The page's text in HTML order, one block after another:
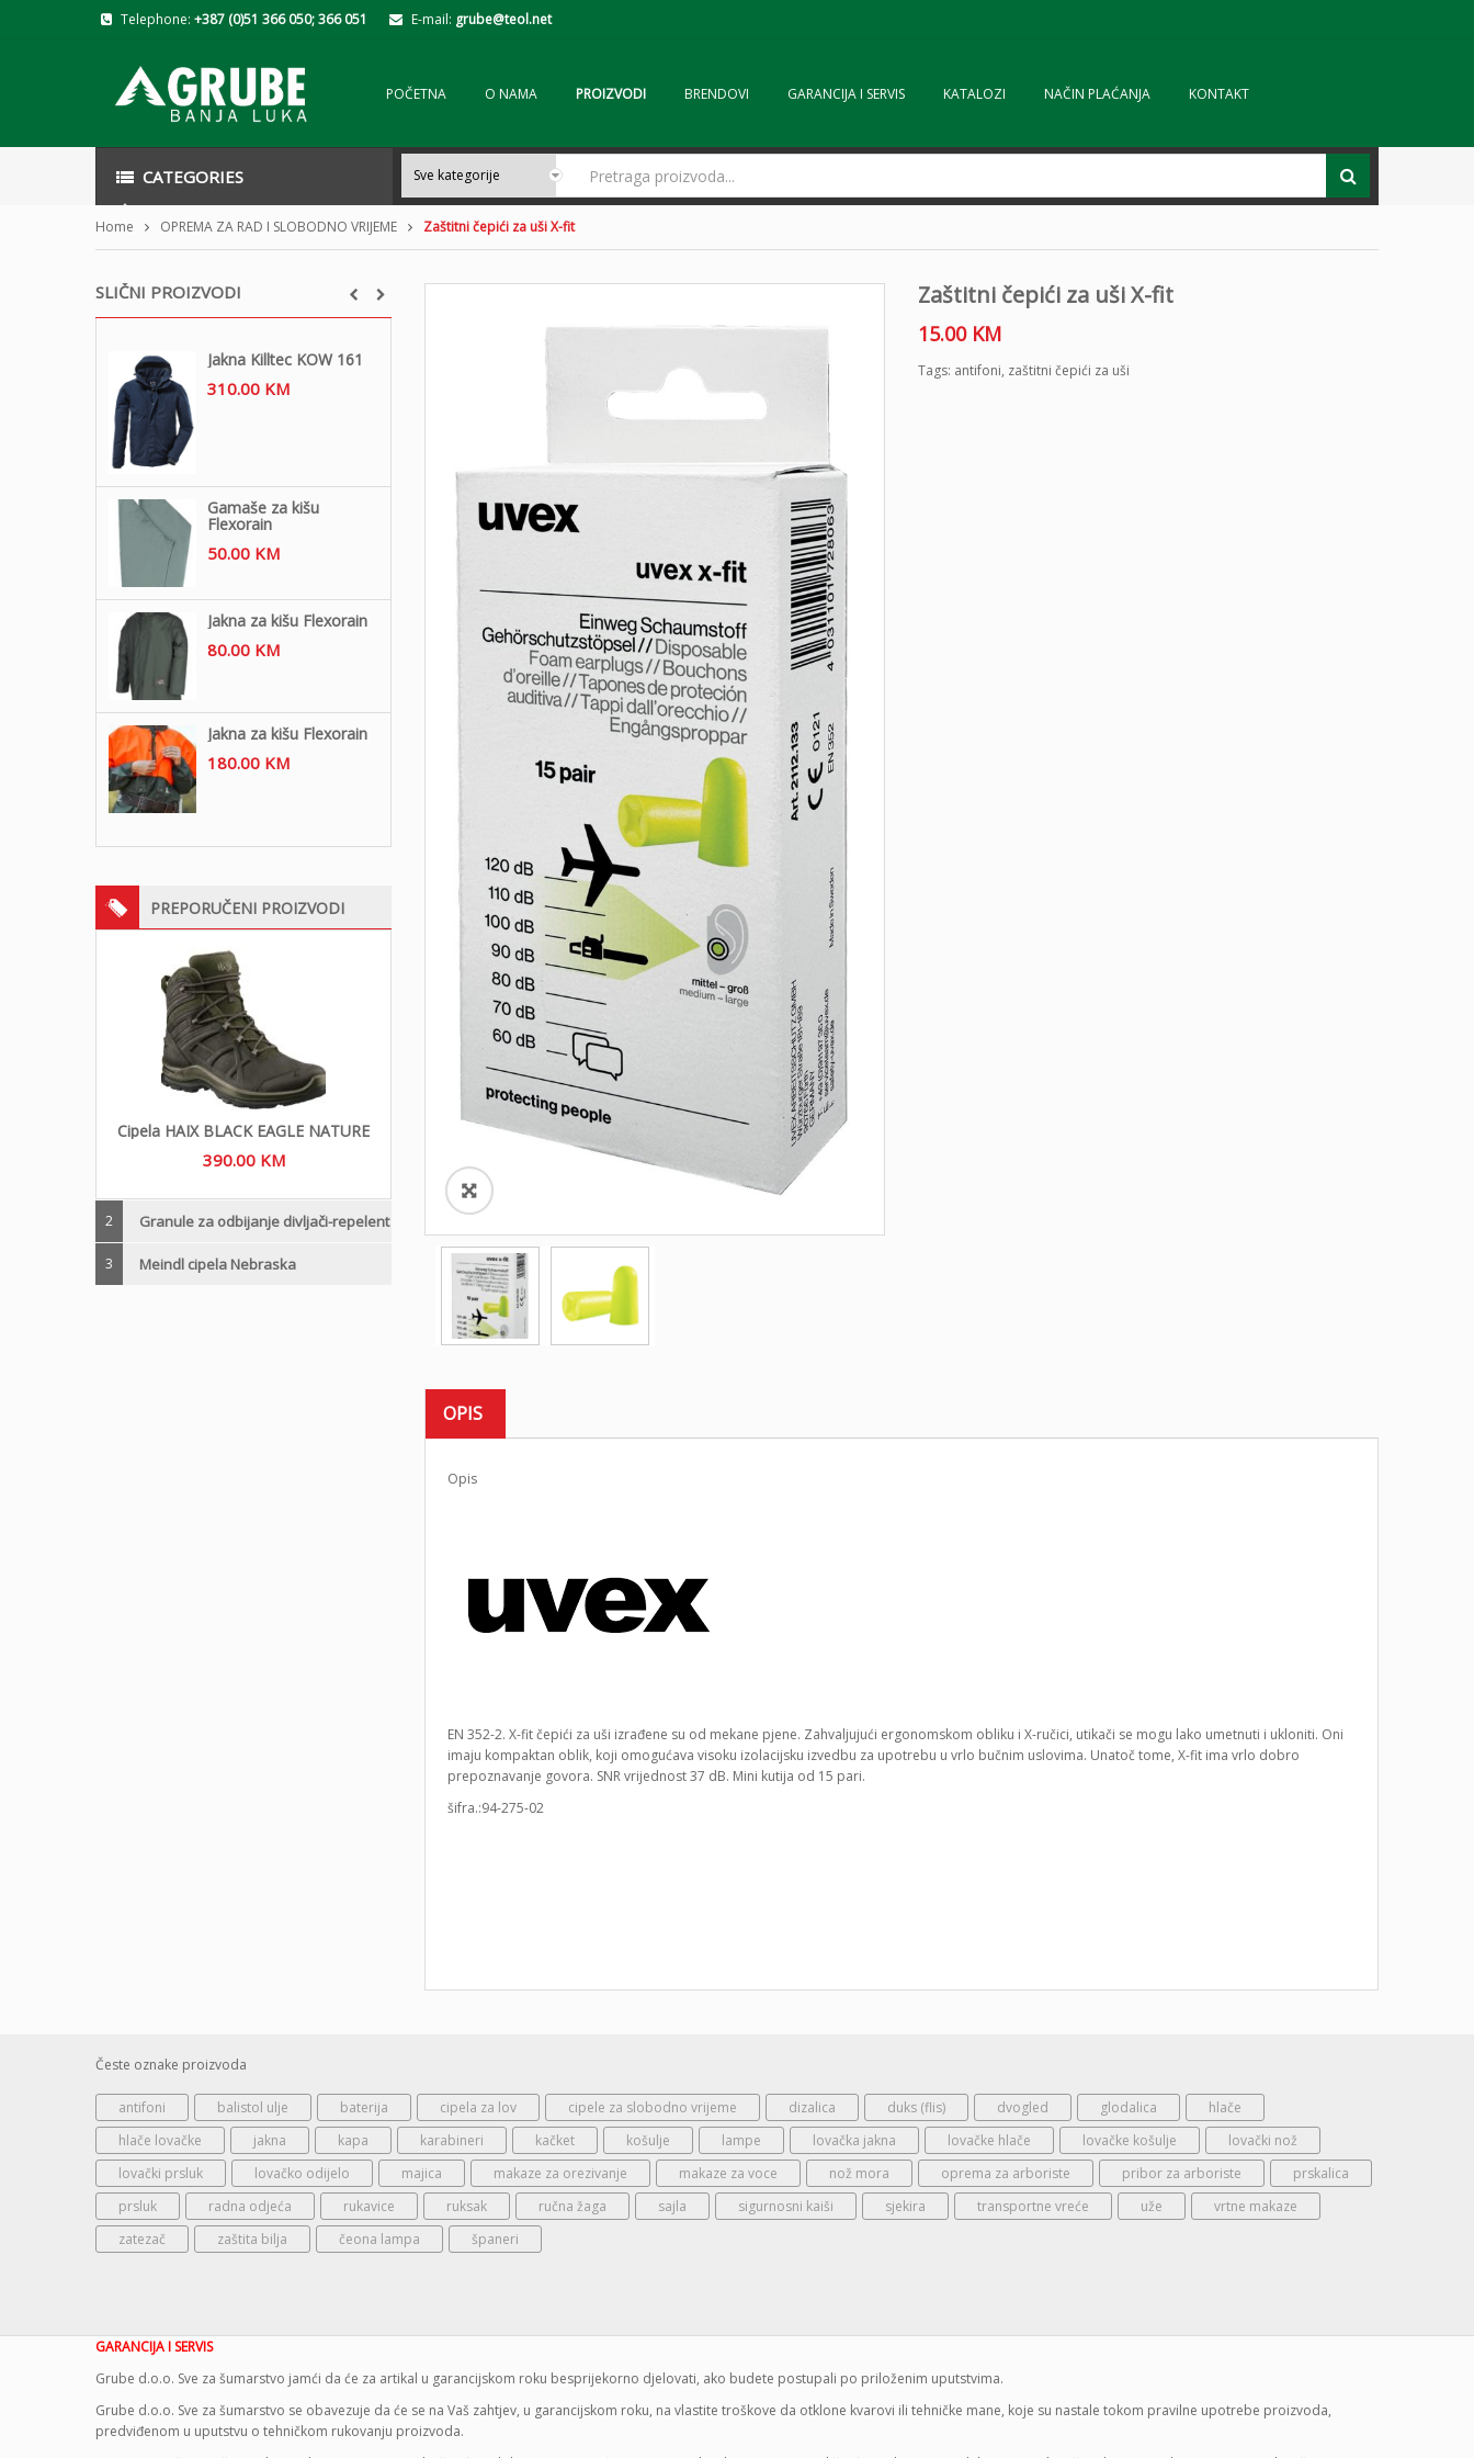
Telephone: +387 (0)51 366 050; 366 051 E-mail: grube@teol.net
POČETNA O NAMA PROIZVODI BRENDOVI GARANCIJA I SERVIS KATALOZI NAČIN PLAĆANJA KONTAKT
CATEGORIES
Home OPREMA ZA RAD I SLOBODNO VRIJEME Zaštitni čepići za uši X-fit
SLIČNI PROIZVODI
Jakna Killtec KOW 161
310.00 KM
Gamaše za kišu
Flexorain
50.00 KM
Jakna za kišu Flexorain
80.00 KM
Jakna za kišu Flexorain
180.00 KM
PREPORUČENI PROIZVODI
Cipela HAIX BLACK EAGLE NATURE
390.00 KM
2 Granule za odbijanje divljači-repelent
3 Meindl cipela Nebraska
Zaštitni čepići za uši X-fit
15.00 KM
Tags: antifoni, zaštitni čepići za uši
OPIS
Opis
EN 352-2. X-fit čepići za uši izrađene su od mekane pjene. Zahvaljujući ergonomskom obliku i X-ručici, utikači se mogu lako umetnuti i ukloniti. Oni
imaju kompaktan oblik, koji omogućava visoku izolacijsku izvedbu za upotrebu u vrlo bučnim uslovima. Unatoč tome, X-fit ima vrlo dobro
prepoznavanje govora. SNR vrijednost 37 dB. Mini kutija od 15 pari.
šifra.:94-275-02
Česte oznake proizvoda
antifoni balistol ulje baterija cipela za lov cipele za slobodno vrijeme dizalica duks (flis) dvogled glodalica
hlače
hlače lovačke
jakna kapa karabineri kačket košulje lampe lovačka jakna lovačke hlače lovačke košulje
lovački nož
lovački prsluk
lovačko odijelo majica makaze za orezivanje makaze za voce nož mora oprema za arboriste pribor za arboriste
prskalica
prsluk
radna odjeća rukavice ruksak ručna žaga sajla sigurnosni kaiši sjekira transportne vreće uže
vrtne makaze
zatezač
zaštita bilja čeona lampa španeri
GARANCIJA I SERVIS
Grube d.o.o. Sve za šumarstvo jamći da će za artikal u garancijskom roku besprijekorno djelovati, ako budete postupali po priloženim uputstvima.
Grube d.o.o. Sve za šumarstvo se obavezuje da će se na Vaš zahtjev, u garancijskom roku, na vlastite troškove da otklone kvarovi ili tehničke mane, koje su nastale tokom pravilne upotrebe proizvoda,
predviđenom u uputstvu o tehničkom rukovanju proizvoda.